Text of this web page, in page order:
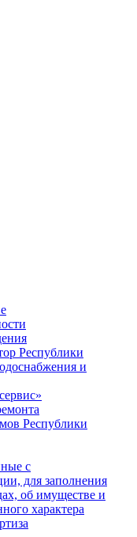
Республики
и
Республики
с
для заполнения
об имуществе и
характера